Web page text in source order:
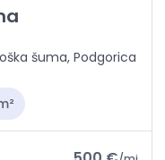
šuma
šuma, Podgorica